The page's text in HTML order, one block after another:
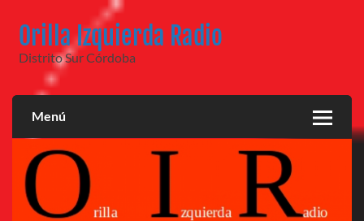
contenido
Orilla Izquierda Radio
Distrito Sur Córdoba
Menú